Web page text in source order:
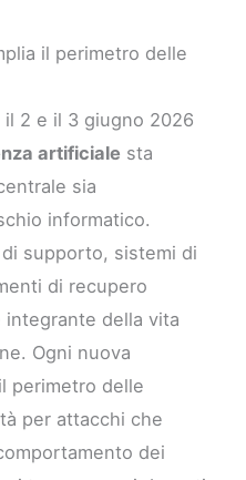
il perimetro delle
2 e il 3 giugno 2026
artificiale sta
sia
informatico.
supporto, sistemi di
di recupero
della vita
Ogni nuova
perimetro delle
per attacchi che
dei